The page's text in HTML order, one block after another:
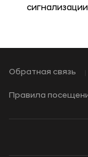
Обратная связь
Правила